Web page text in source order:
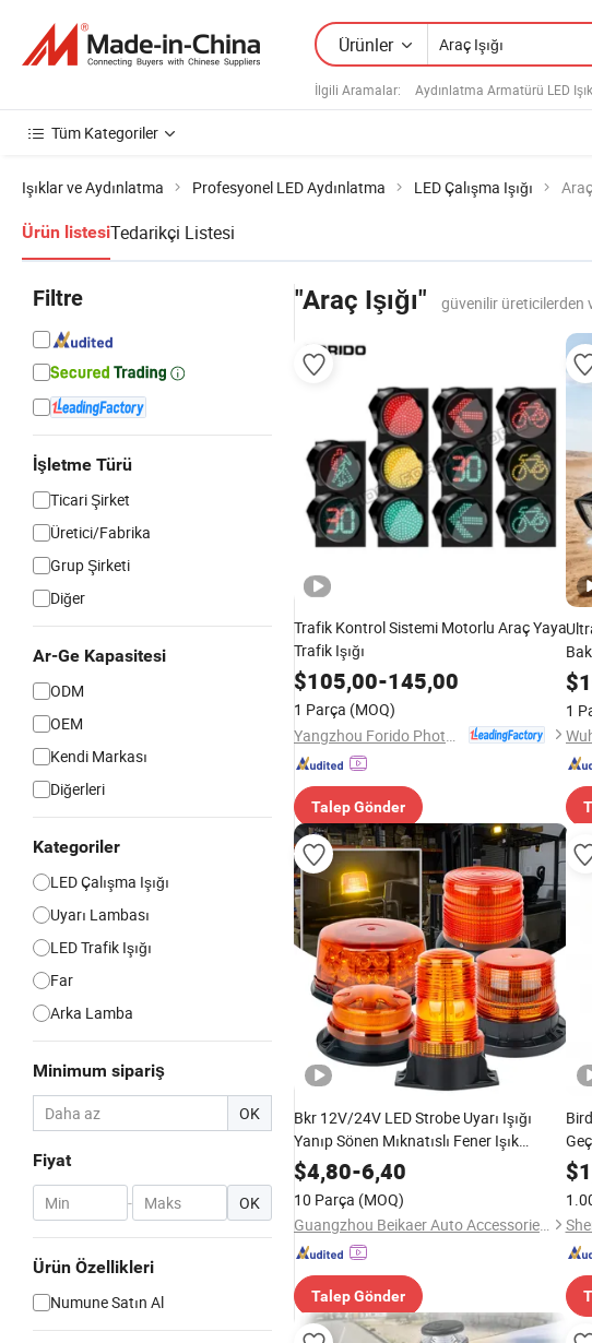
Ürünler
İlgili Aramalar: Aydınlatma Armatürü LED Işık
Tüm Kategoriler
Işıklar ve Aydınlatma Profesyonel LED Aydınlatma LED Çalışma Işığı
Ürün listesiTedarikçi Listesi
Filtre
İşletme Türü
Ticari Şirket
Üretici/Fabrika
Grup Şirketi
Diğer
Ar-Ge Kapasitesi
ODM
OEM
Kendi Markası
Diğerleri
Kategoriler
LED Çalışma Işığı
Uyarı Lambası
LED Trafik Işığı
Far
Arka Lamba
Minimum sipariş
OK
Fiyat
- OK
Ürün Özellikleri
Numune Satın Al
"Araç Işığı" güvenilir üreticilerden
Trafik Kontrol Sistemi Motorlu Araç Yaya
Trafik Işığı
$105,00-145,00
1 Parça (MOQ)
Talep Gönder
$
1
Bkr 12V/24V LED Strobe Uyarı Işığı
Yanıp Sönen Mıknatıslı Fener Işık
Eklemesi Kamyon İnşaat Aracı Yeni
Durum
$4,80-6,40
10 Parça (MOQ)
Guangzhou Beikaer Auto Accessories Co., Ltd.
Talep Gönder
$